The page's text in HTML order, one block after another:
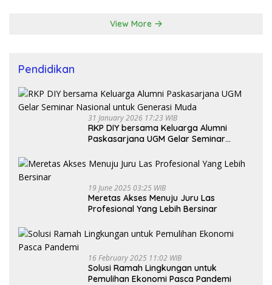
View More
Pendidikan
31 January 2026 17:23 WIB
RKP DIY bersama Keluarga Alumni
Paskasarjana UGM Gelar Seminar
19 June 2025 03:25 WIB
Meretas Akses Menuju Juru Las
Profesional Yang Lebih Bersinar
16 February 2025 11:02 WIB
Solusi Ramah Lingkungan untuk
Pemulihan Ekonomi Pasca Pandemi